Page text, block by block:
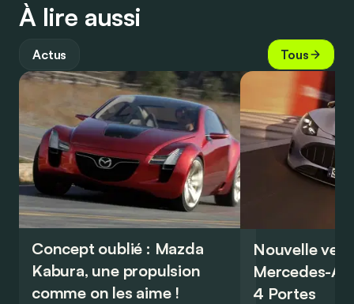
À lire aussi
Actus Tous
Concept oublié : Mazda
Kabura, une propulsion
comme on les aime !
Nouvelle
Mercedes-
4 Portes